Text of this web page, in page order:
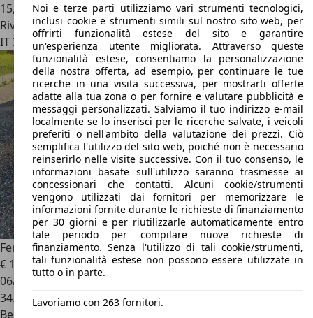
15,4 l/100 km (comb.)
Rivenditore
IT 37012Bussolengo - Verona
Ferrari FFFF 6.3 4rm dct
€ 199.000 1
06/2012
34.500 km
Benzina
Noi e terze parti utilizziamo vari strumenti tecnologici,
inclusi cookie e strumenti simili sul nostro sito web, per
offrirti funzionalità estese del sito e garantire
un'esperienza utente migliorata. Attraverso queste
funzionalità estese, consentiamo la personalizzazione
della nostra offerta, ad esempio, per continuare le tue
ricerche in una visita successiva, per mostrarti offerte
adatte alla tua zona o per fornire e valutare pubblicità e
messaggi personalizzati. Salviamo il tuo indirizzo e-mail
localmente se lo inserisci per le ricerche salvate, i veicoli
preferiti o nell'ambito della valutazione dei prezzi. Ciò
semplifica l'utilizzo del sito web, poiché non è necessario
reinserirlo nelle visite successive. Con il tuo consenso, le
informazioni basate sull'utilizzo saranno trasmesse ai
concessionari che contatti. Alcuni cookie/strumenti
vengono utilizzati dai fornitori per memorizzare le
informazioni fornite durante le richieste di finanziamento
per 30 giorni e per riutilizzarle automaticamente entro
tale periodo per compilare nuove richieste di
finanziamento. Senza l'utilizzo di tali cookie/strumenti,
tali funzionalità estese non possono essere utilizzate in
tutto o in parte.
Lavoriamo con 263 fornitori.